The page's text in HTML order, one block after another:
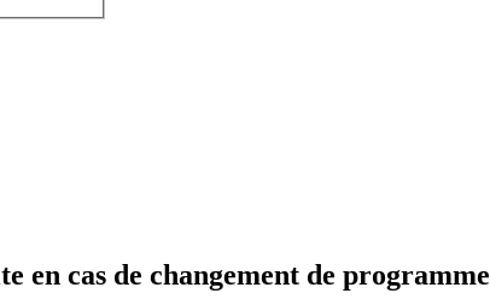
en cas de changement de programme